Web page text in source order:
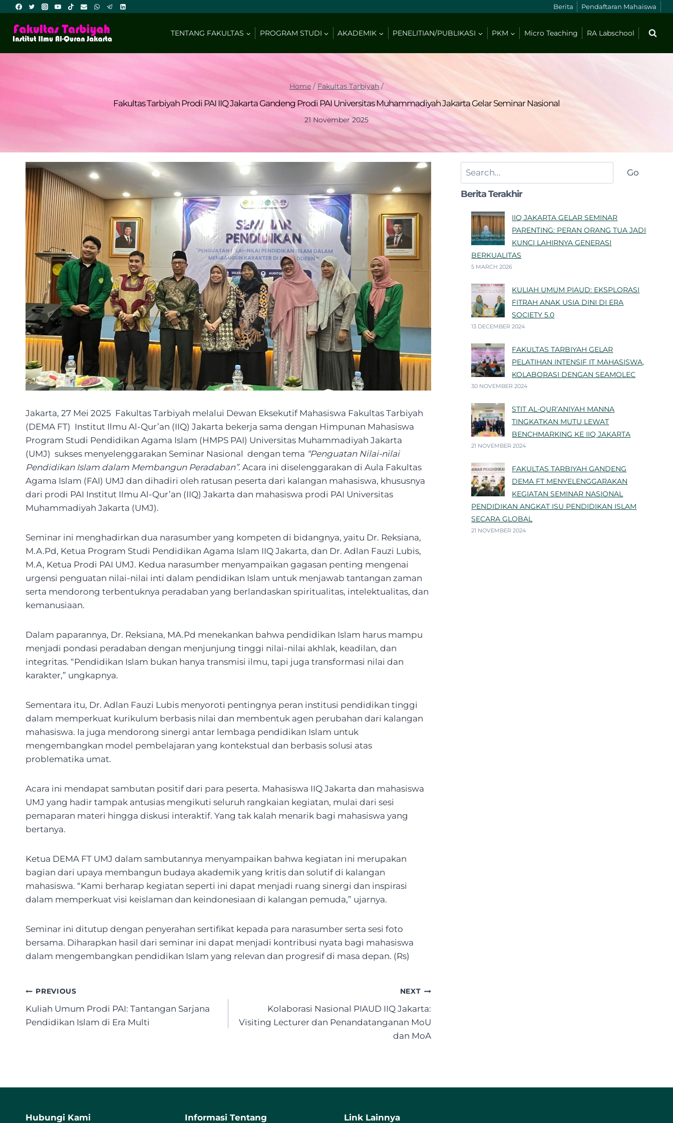
Skip
content
Berita Pendaftaran Mahaiswa
TENTANG FAKULTAS PROGRAM STUDI AKADEMIK PENELITIAN/PUBLIKASI PKM Micro Teaching RA Labschool
Home / Fakultas Tarbiyah /
Fakultas Tarbiyah Prodi PAI IIQ Jakarta Gandeng Prodi PAI Universitas Muhammadiyah Jakarta Gelar Seminar Nasional
21 November 2025
Jakarta, 27 Mei 2025 Fakultas Tarbiyah melalui Dewan Eksekutif Mahasiswa Fakultas Tarbiyah
(DEMA FT) Institut Ilmu Al-Qur’an (IIQ) Jakarta bekerja sama dengan Himpunan Mahasiswa
Program Studi Pendidikan Agama Islam (HMPS PAI) Universitas Muhammadiyah Jakarta
(UMJ) sukses menyelenggarakan Seminar Nasional dengan tema “Penguatan Nilai-nilai
Pendidikan Islam dalam Membangun Peradaban”. Acara ini diselenggarakan di Aula Fakultas
Agama Islam (FAI) UMJ dan dihadiri oleh ratusan peserta dari kalangan mahasiswa, khususnya
dari prodi PAI Institut Ilmu Al-Qur’an (IIQ) Jakarta dan mahasiswa prodi PAI Universitas
Muhammadiyah Jakarta (UMJ).
Seminar ini menghadirkan dua narasumber yang kompeten di bidangnya, yaitu Dr. Reksiana,
M.A.Pd, Ketua Program Studi Pendidikan Agama Islam IIQ Jakarta, dan Dr. Adlan Fauzi Lubis,
M.A, Ketua Prodi PAI UMJ. Kedua narasumber menyampaikan gagasan penting mengenai
urgensi penguatan nilai-nilai inti dalam pendidikan Islam untuk menjawab tantangan zaman
serta mendorong terbentuknya peradaban yang berlandaskan spiritualitas, intelektualitas, dan
kemanusiaan.
Dalam paparannya, Dr. Reksiana, MA.Pd menekankan bahwa pendidikan Islam harus mampu
menjadi pondasi peradaban dengan menjunjung tinggi nilai-nilai akhlak, keadilan, dan
integritas. “Pendidikan Islam bukan hanya transmisi ilmu, tapi juga transformasi nilai dan
karakter,” ungkapnya.
Sementara itu, Dr. Adlan Fauzi Lubis menyoroti pentingnya peran institusi pendidikan tinggi
dalam memperkuat kurikulum berbasis nilai dan membentuk agen perubahan dari kalangan
mahasiswa. Ia juga mendorong sinergi antar lembaga pendidikan Islam untuk
mengembangkan model pembelajaran yang kontekstual dan berbasis solusi atas
problematika umat.
Acara ini mendapat sambutan positif dari para peserta. Mahasiswa IIQ Jakarta dan mahasiswa
UMJ yang hadir tampak antusias mengikuti seluruh rangkaian kegiatan, mulai dari sesi
pemaparan materi hingga diskusi interaktif. Yang tak kalah menarik bagi mahasiswa yang
bertanya.
Ketua DEMA FT UMJ dalam sambutannya menyampaikan bahwa kegiatan ini merupakan
bagian dari upaya membangun budaya akademik yang kritis dan solutif di kalangan
mahasiswa. “Kami berharap kegiatan seperti ini dapat menjadi ruang sinergi dan inspirasi
dalam memperkuat visi keislaman dan keindonesiaan di kalangan pemuda,” ujarnya.
Seminar ini ditutup dengan penyerahan sertifikat kepada para narasumber serta sesi foto
bersama. Diharapkan hasil dari seminar ini dapat menjadi kontribusi nyata bagi mahasiswa
dalam mengembangkan pendidikan Islam yang relevan dan progresif di masa depan. (Rs)
Post
navigation
PREVIOUS
Kuliah Umum Prodi PAI: Tantangan Sarjana
Pendidikan Islam di Era Multi
NEXT
Kolaborasi Nasional PIAUD IIQ Jakarta:
Visiting Lecturer dan Penandatanganan MoU
dan MoA
Search Go
Berita Terakhir
IIQ JAKARTA GELAR SEMINAR
PARENTING: PERAN ORANG TUA JADI
KUNCI LAHIRNYA GENERASI
BERKUALITAS
5 MARCH 2026
KULIAH UMUM PIAUD: EKSPLORASI
FITRAH ANAK USIA DINI DI ERA
SOCIETY 5.0
13 DECEMBER 2024
FAKULTAS TARBIYAH GELAR
PELATIHAN INTENSIF IT MAHASISWA,
KOLABORASI DENGAN SEAMOLEC
30 NOVEMBER 2024
STIT AL-QUR’ANIYAH MANNA
TINGKATKAN MUTU LEWAT
BENCHMARKING KE IIQ JAKARTA
21 NOVEMBER 2024
FAKULTAS TARBIYAH GANDENG
DEMA FT MENYELENGGARAKAN
KEGIATAN SEMINAR NASIONAL
PENDIDIKAN ANGKAT ISU PENDIDIKAN ISLAM
SECARA GLOBAL
21 NOVEMBER 2024
Hubungi Kami Informasi Tentang Link Lainnya